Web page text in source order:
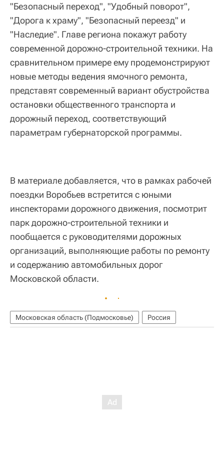
"Безопасный переход", "Удобный поворот",
"Дорога к храму", "Безопасный переезд" и
"Наследие". Главе региона покажут работу
современной дорожно-строительной техники. На
сравнительном примере ему продемонстрируют
новые методы ведения ямочного ремонта,
представят современный вариант обустройства
остановки общественного транспорта и
дорожный переход, соответствующий
параметрам губернаторской программы.
В материале добавляется, что в рамках рабочей
поездки Воробьев встретится с юными
инспекторами дорожного движения, посмотрит
парк дорожно-строительной техники и
пообщается с руководителями дорожных
организаций, выполняющие работы по ремонту
и содержанию автомобильных дорог
Московской области.
Московская область (Подмосковье) Россия